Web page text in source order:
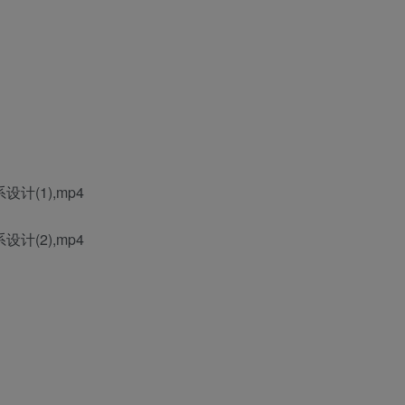
设计(1),mp4
设计(2),mp4